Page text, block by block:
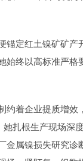
定红土镍矿矿
终以高标准严
着企业提质增
扎根生产现场
属镍损失研究